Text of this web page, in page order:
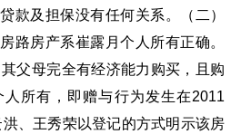
款及担保没有任何关系。（二）
路房产系崔露月个人所有正确。
父母完全有经济能力购买，且购
所有，即赠与行为发生在2011
、王秀荣以登记的方式明示该房